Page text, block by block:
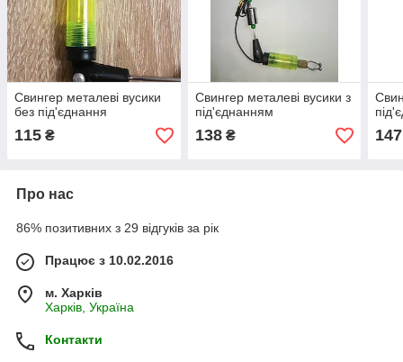
Свингер металеві вусики
без під'єднання
115 ₴
Свингер металеві вусики з
під'єднанням
138₴ 147
Про нас
86% позитивних з 29 відгуків за рік
Працює з 10.02.2016
м. Харків
Харків, Україна
Контакти